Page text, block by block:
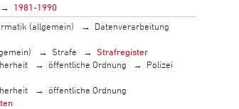
1981-1990
(allgemein)
Datenverarbeitung
Strafe
Strafregister
öffentliche Ordnung
Polizei
öffentliche Ordnung